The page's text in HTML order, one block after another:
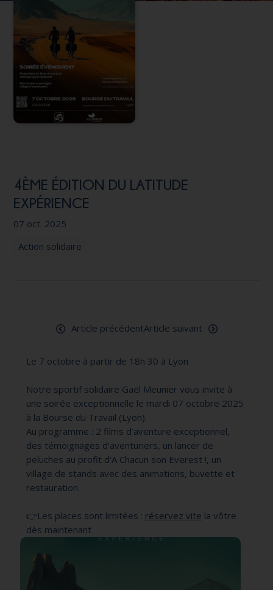
Nous soutenir
4ÈME ÉDITION DU LATITUDE
EXPÉRIENCE
07 oct. 2025
Action solidaire
Article précédentArticle suivant
Le 7 octobre à partir de 18h 30 à Lyon
Notre sportif solidaire Gaël Meunier vous invite à
une soirée exceptionnelle le mardi 07 octobre 2025
à la Bourse du Travail (Lyon).
Au programme : 2 films d’aventure exceptionnel,
des témoignages d'aventuriers, un lancer de
peluches au profit d'A Chacun son Everest !, un
village de stands avec des animations, buvette et
restauration.
👉Les places sont limitées : réservez vite la vôtre
dès maintenant